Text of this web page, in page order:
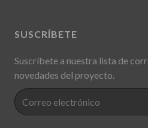
SUSCRÍBETE
Suscríbete a nuestra lista de
novedades del proyecto.